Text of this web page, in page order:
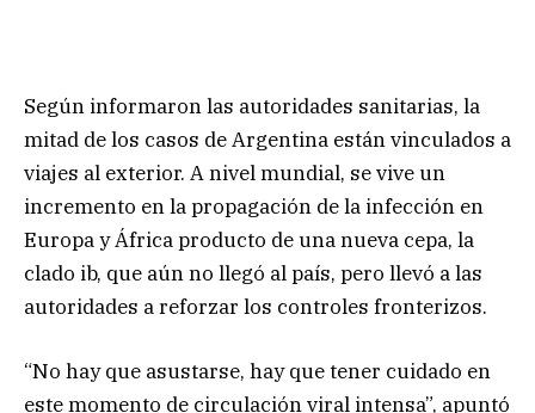
Según informaron las autoridades sanitarias, la
mitad de los casos de Argentina están vinculados a
viajes al exterior. A nivel mundial, se vive un
incremento en la propagación de la infección en
Europa y África producto de una nueva cepa, la
clado ib, que aún no llegó al país, pero llevó a las
autoridades a reforzar los controles fronterizos.
“No hay que asustarse, hay que tener cuidado en
este momento de circulación viral intensa”, apuntó